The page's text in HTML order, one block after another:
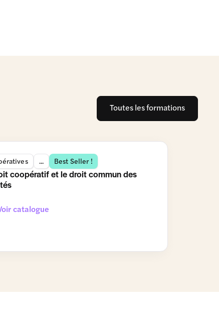
Toutes les formations
... Best Seller !
coopératif et le droit commun des
catalogue